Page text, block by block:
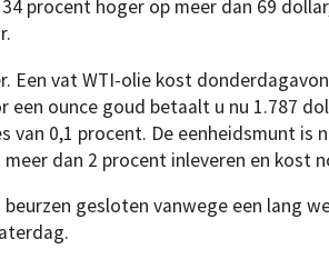
procent hoger op meer dan 69
Een vat WTI-olie kost
een ounce goud betaalt u nu 1.787
van 0,1 procent. De eenheidsmunt is
dan 2 procent inleveren en kost
gesloten vanwege een lang